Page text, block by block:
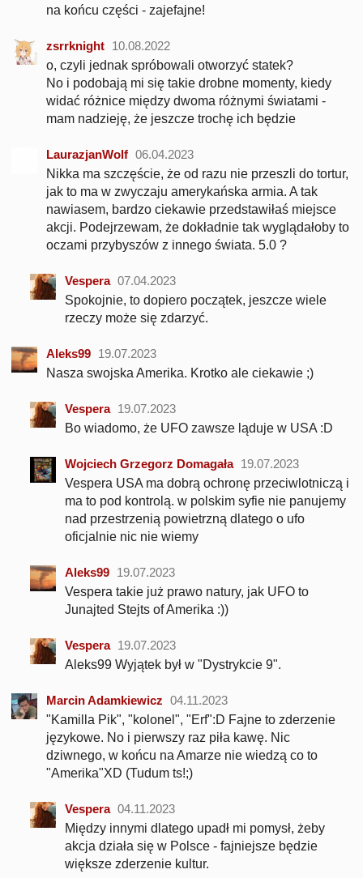
na końcu części - zajefajne!
zsrrknight 10.08.2022
o, czyli jednak spróbowali otworzyć statek?
No i podobają mi się takie drobne momenty, kiedy
widać różnice między dwoma różnymi światami -
mam nadzieję, że jeszcze trochę ich będzie
LaurazjanWolf 06.04.2023
Nikka ma szczęście, że od razu nie przeszli do tortur,
jak to ma w zwyczaju amerykańska armia. A tak
nawiasem, bardzo ciekawie przedstawiłaś miejsce
akcji. Podejrzewam, że dokładnie tak wyglądałoby to
oczami przybyszów z innego świata. 5.0 ?
Vespera 07.04.2023
Spokojnie, to dopiero początek, jeszcze wiele
rzeczy może się zdarzyć.
Aleks99 19.07.2023
Nasza swojska Amerika. Krotko ale ciekawie ;)
Vespera 19.07.2023
Bo wiadomo, że UFO zawsze ląduje w USA :D
Wojciech Grzegorz Domagała 19.07.2023
Vespera USA ma dobrą ochronę przeciwlotniczą i
ma to pod kontrolą. w polskim syfie nie panujemy
nad przestrzenią powietrzną dlatego o ufo
oficjalnie nic nie wiemy
Aleks99 19.07.2023
Vespera takie już prawo natury, jak UFO to
Junajted Stejts of Amerika :))
Vespera 19.07.2023
Aleks99 Wyjątek był w "Dystrykcie 9".
Marcin Adamkiewicz 04.11.2023
"Kamilla Pik", "kolonel", "Erf":D Fajne to zderzenie
językowe. No i pierwszy raz piła kawę. Nic
dziwnego, w końcu na Amarze nie wiedzą co to
"Amerika"XD (Tudum ts!;)
Vespera 04.11.2023
Między innymi dlatego upadł mi pomysł, żeby
akcja działa się w Polsce - fajniejsze będzie
większe zderzenie kultur.